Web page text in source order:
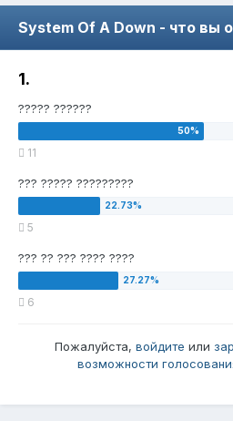
System Of A Down - что вы
1.
????? ??????
11
??? ????? ?????????
5
??? ?? ??? ???? ????
6
Пожалуйста, войдите или
возможности